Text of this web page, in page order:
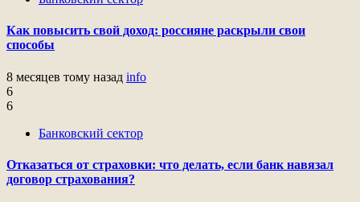
Как повысить свой доход: россияне раскрыли свои
способы
8 месяцев тому назад info
6
6
Банковский сектор
Отказаться от страховки: что делать, если банк навязал
договор страхования?